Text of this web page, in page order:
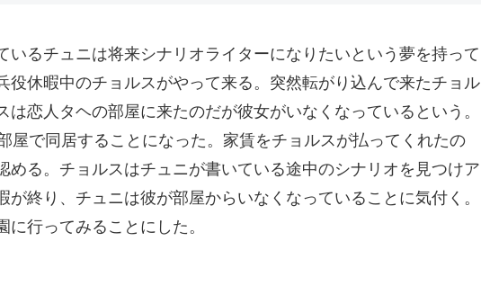
いるチュニは将来シナリオライターになりたいという夢を持って
役休暇中のチョルスがやって来る。突然転がり込んで来たチョル
は恋人タヘの部屋に来たのだが彼女がいなくなっているという。
屋で同居することになった。家賃をチョルスが払ってくれたの
める。チョルスはチュニが書いている途中のシナリオを見つけア
が終り、チュニは彼が部屋からいなくなっていることに気付く。
行ってみることにした。